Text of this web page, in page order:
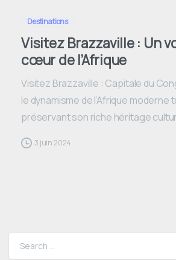
Destinations
Visitez Brazzaville : Un
cœur de l’Afrique
Visitez Brazzaville : Capitale du
le dynamisme de l’Afrique moderne
préservant son riche héritage
3 juin 2024
Search for: